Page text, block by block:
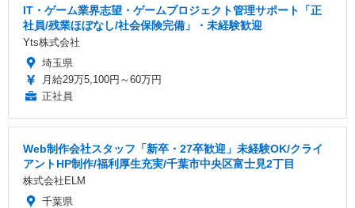
IT・ゲーム業界志望・ゲームプロジェクト管理サポート「正
社員/残業ほぼなし/社会保険完備」・未経験歓迎
Yts株式会社
埼玉県
月給29万5,100円～60万円
正社員
Web制作会社スタッフ「新卒・27卒歓迎」未経験OK/クライ
アントHP制作/福利厚生充実/千葉市中央区富士見2丁目
株式会社ELM
千葉県